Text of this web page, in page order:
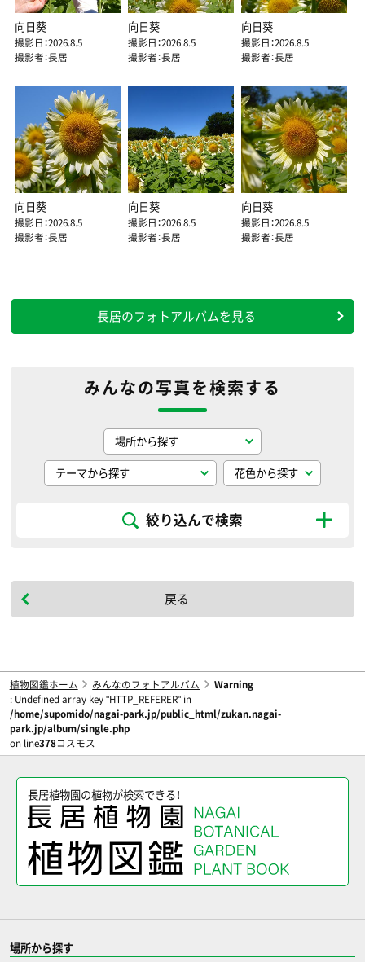
向日葵
撮影日：2026.8.5
撮影者：長居
向日葵
撮影日：2026.8.5
撮影者：長居
向日葵
撮影日：2026.8.5
撮影者：長居
向日葵
撮影日：2026.8.5
撮影者：長居
向日葵
撮影日：2026.8.5
撮影者：長居
向日葵
撮影日：2026.8.5
撮影者：長居
長居のフォトアルバムを見る
みんなの写真を検索する
絞り込んで検索
戻る
植物図鑑ホーム みんなのフォトアルバム
Warning
: Undefined array key "HTTP_REFERER" in
/home/supomido/nagai-park.jp/public_html/zukan.nagai-
park.jp/album/single.php
on line378コスモス
長居植物園の植物が検索できる！
場所から探す